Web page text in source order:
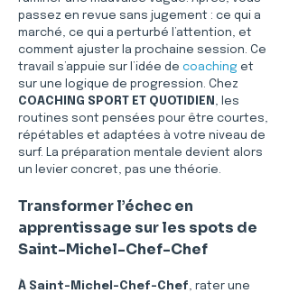
passez en revue sans jugement : ce qui a
marché, ce qui a perturbé l’attention, et
comment ajuster la prochaine session. Ce
travail s’appuie sur l’idée de coaching et
sur une logique de progression. Chez
COACHING SPORT ET QUOTIDIEN , les
routines sont pensées pour être courtes,
répétables et adaptées à votre niveau de
surf. La préparation mentale devient alors
un levier concret, pas une théorie.
Transformer l’échec en
apprentissage sur les spots de
Saint-Michel-Chef-Chef
À Saint-Michel-Chef-Chef, rater une